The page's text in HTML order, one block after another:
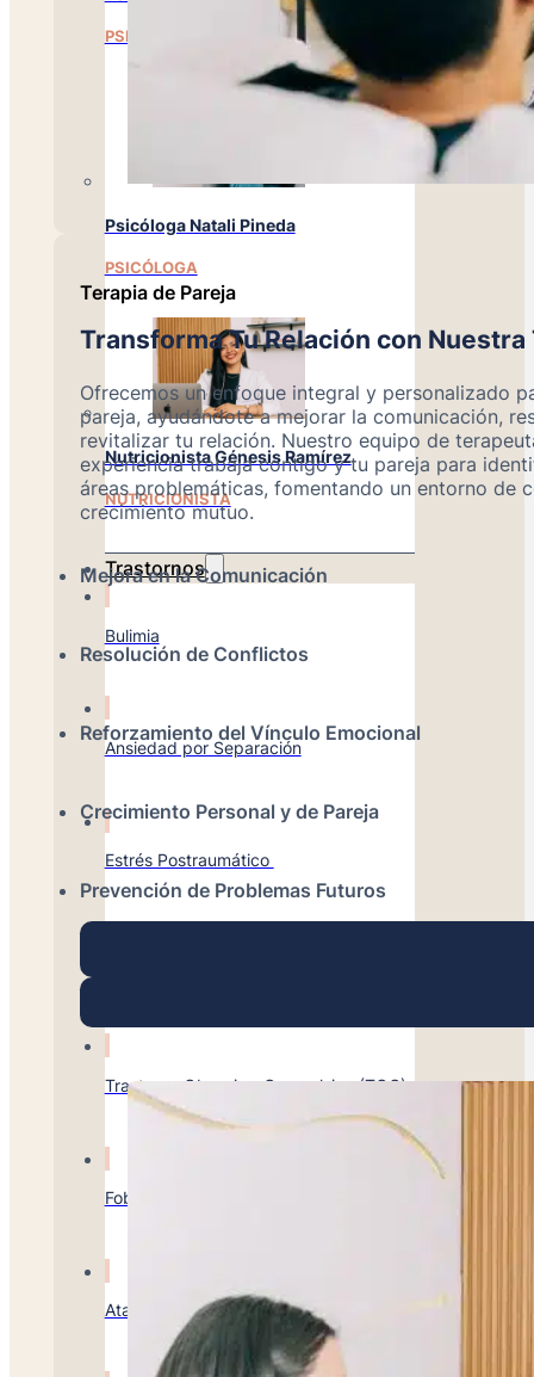
PSICÓLOGA
Psicóloga Natali Pineda
PSICÓLOGA
Nutricionista Génesis Ramírez
NUTRICIONISTA
Trastornos
Bulimia
Ansiedad por Separación
Estrés Postraumático
Trastorno Obsesivo-Compulsivo (TOC)
Fobias
Ataque de pánico
Terapia de Pareja
Transforma Tu Relación con Nuestra
Ofrecemos un enfoque integral y personalizado
pareja, ayudándote a mejorar la comunicación,
revitalizar tu relación. Nuestro equipo de
experiencia trabaja contigo y tu pareja para
áreas problemáticas, fomentando un entorno de
crecimiento mutuo.
Mejora en la Comunicación
Resolución de Conflictos
Reforzamiento del Vínculo Emocional
Crecimiento Personal y de Pareja
Prevención de Problemas Futuros